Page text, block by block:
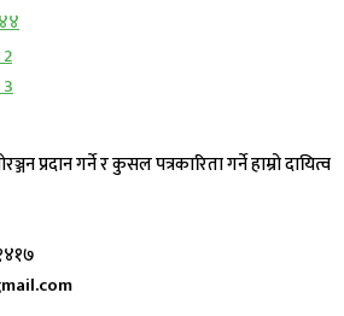
प्रदान गर्ने र कुसल पत्रकारिता गर्ने हाम्रो दायित्व